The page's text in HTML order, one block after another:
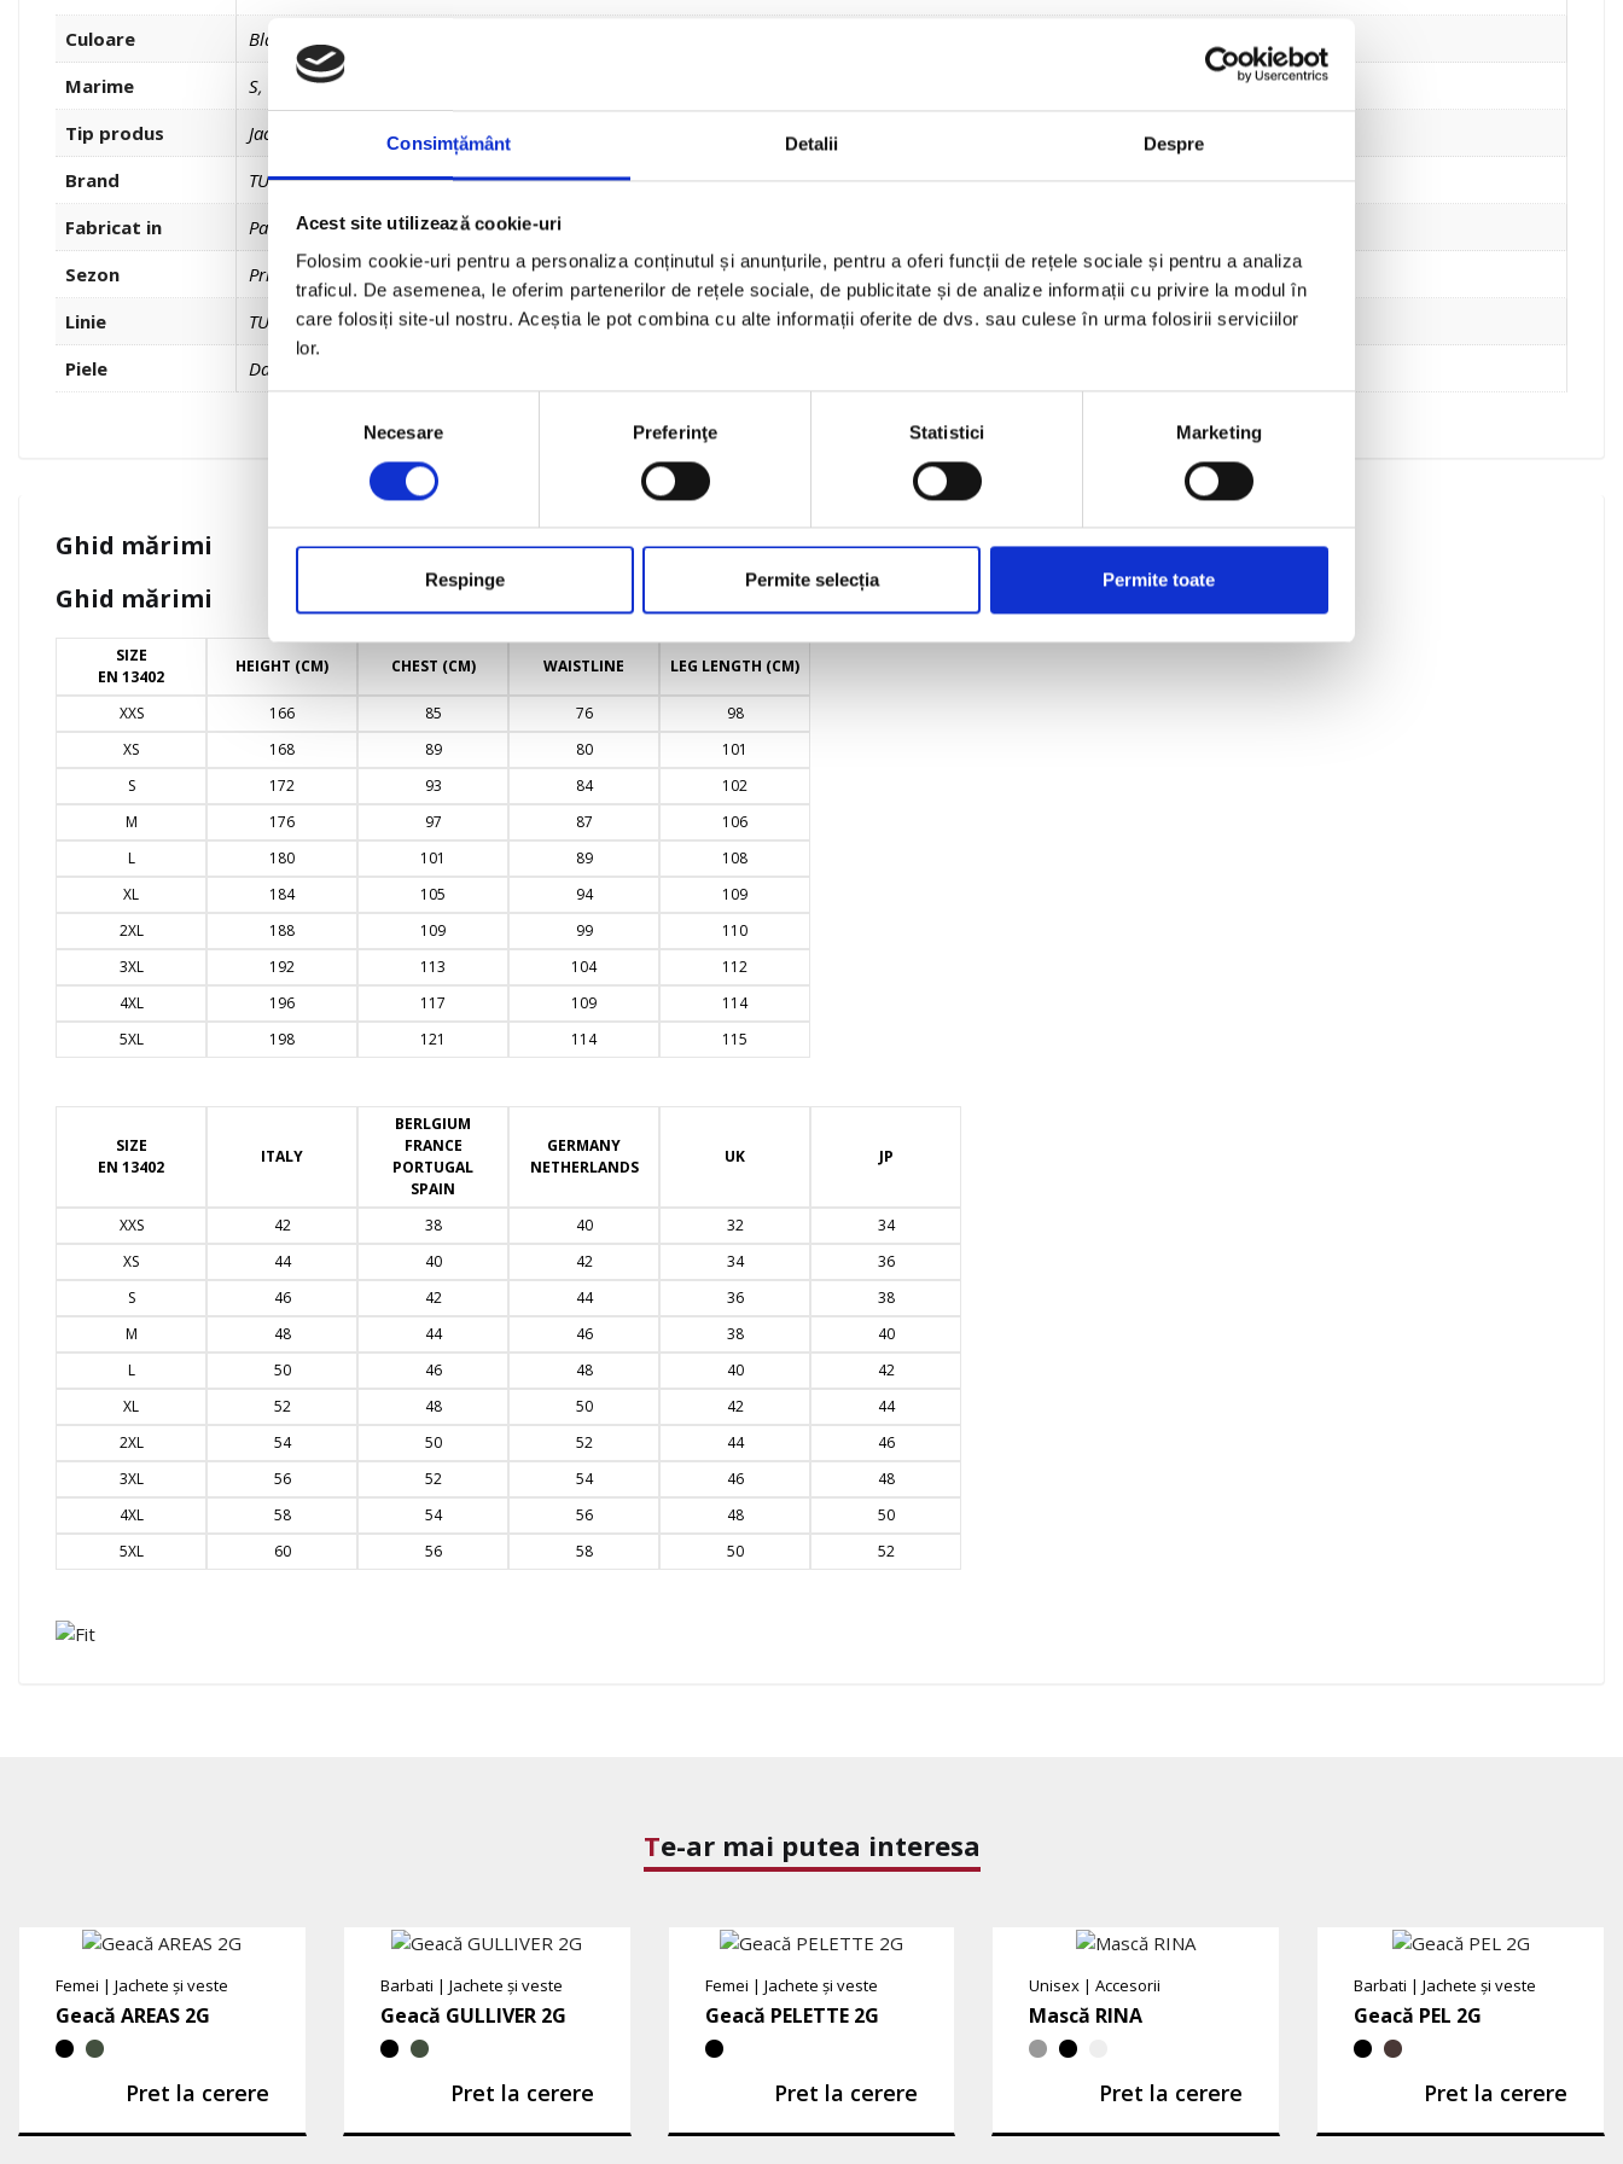
Consimțământ Detalii Despre
Acest site utilizează cookie-uri
Folosim cookie-uri pentru a personaliza conținutul și anunțurile, pentru a oferi funcții de rețele sociale și pentru a analiza
traficul. De asemenea, le oferim partenerilor de rețele sociale, de publicitate și de analize informații cu privire la modul în
care folosiți site-ul nostru. Aceștia le pot combina cu alte informații oferite de dvs. sau culese în urma folosirii serviciilor
lor.
consimțământului
Necesare Preferinţe Statistici Marketing
Respinge Permite selecția Permite toate
Culoare
Black
Marime
S, L,XL,XXL
Tip produs
Jachete și veste
Brand
TUCANO URBANO
Fabricat in
Pakistan
Sezon
Primavara / Vara
Linie
TU
Piele
Da
Ghid mărimi
Ghid mărimi
SIZE
EN 13402
HEIGHT (CM) CHEST (CM) WAISTLINE LEG LENGTH (CM)
XXS 166 85 76
98
XS
168 89 80
101
S
172 93 84
102
M
176 97 87
106
L
180 101 89
108
XL
184 105 94
109
2XL
188 109 99
110
3XL
192 113 104
112
4XL
196 117 109
114
5XL
198 121 114 115
SIZE
EN 13402
ITALY
BERLGIUM
FRANCE
PORTUGAL
SPAIN
GERMANY
NETHERLANDS
UK JP
XXS 42 38 40 32
34
XS
44 40 42 34
36
S
46 42 44 36
38
M
48 44 46 38
40
L
50 46 48 40
42
XL
52 48 50 42
44
2XL
54 50 52 44
46
3XL
56 52 54 46
48
4XL
58 54 56 48
50
5XL
60 56 58 50 52
Te-ar mai putea interesa
Femei | Jachete și veste
Geacă AREAS 2G
Pret la cerere
Barbati | Jachete și veste
Geacă GULLIVER 2G
Pret la cerere
Femei | Jachete și veste
Geacă PELETTE 2G
Pret la cerere
Unisex |Accesorii
Mască RINA
Pret la cerere
Barbati |Jachete și veste
Geacă PEL 2G
Pret la cerere